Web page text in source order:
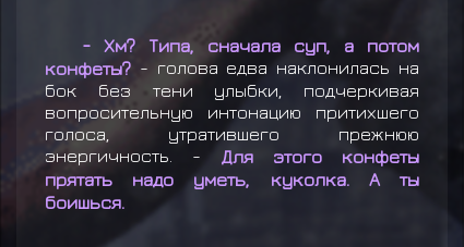
- Хм? Типа, сначала суп, а потом
конфеты? - голова едва наклонилась на
бок без тени улыбки, подчеркивая
вопросительную интонацию притихшего
голоса, утратившего прежнюю
энергичность. - Для этого конфеты
прятать надо уметь, куколка. А ты
боишься.